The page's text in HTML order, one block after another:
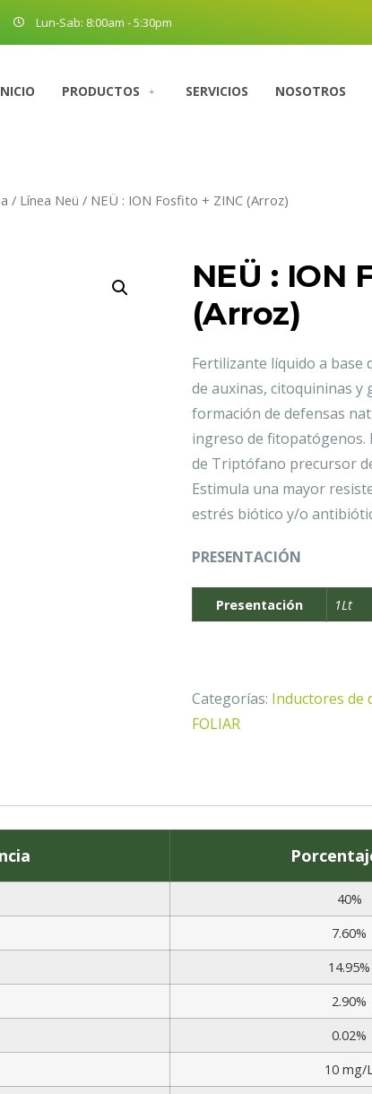
Lun-Sab: 8:00am - 5:30pm
PRODUCTOS SERVICIOS NOSOTROS
/ Línea Neü / NEÜ : ION Fosfito + ZINC (Arroz)
NEÜ : ION
(Arroz)
Fertilizante líquido a base
de auxinas, citoquininas y
formación de defensas
ingreso de fitopatógenos.
de Triptófano precursor
Estimula una mayor
estrés biótico y/o
PRESENTACIÓN
Presentación 1Lt
Categorías: Inductores de
FOLIAR
40%
7.60%
14.95%
2.90%
0.02%
10 mg/